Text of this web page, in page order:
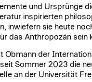
und Ursprünge
inspirierten
inwiefern sie heute
das Anthropozän sein
Obmann der
Sommer 2023 die
an der Universität